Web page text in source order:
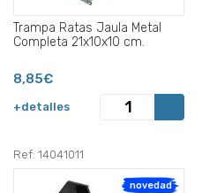
Trampa Ratas Jaula Metal
Completa 21x10x10 cm.
8,85€
+detalles
Ref: 14041011
novedad